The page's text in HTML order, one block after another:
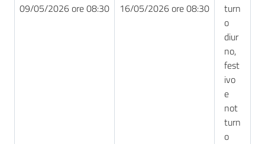
09/05/2026 ore 08:30 16/05/2026 ore 08:30
turn
o
diur
no,
fest
ivo
e
not
turn
o